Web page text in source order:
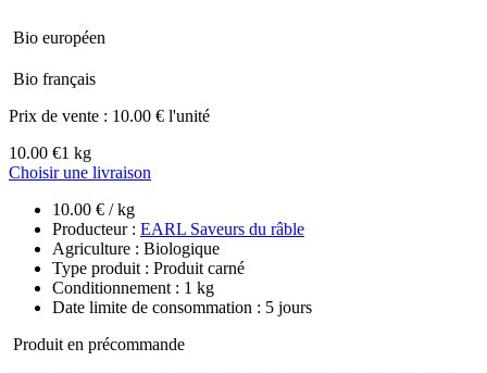
Bio européen
Bio français
Prix de vente : 10.00 € l'unité
10.00 €1 kg
Choisir une livraison
10.00 € / kg
Producteur : EARL Saveurs du râble
Agriculture : Biologique
Type produit : Produit carné
Conditionnement : 1 kg
Date limite de consommation : 5 jours
Produit en précommande